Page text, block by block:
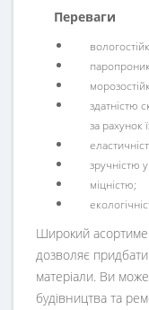
Переваги
здатністю
за рахунок
зручністю
міцністю;
Широкий
дозволяє придбати
матеріали. Ви
будівництва та